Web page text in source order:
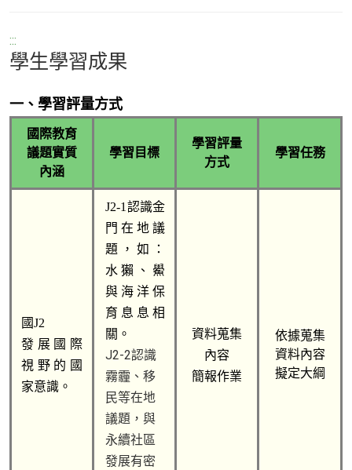
:::
學生學習成果
一、學習評量方式
國際教育
議題實質
內涵
學習目標
學習評量
方式
學習任務
國J2
發展國際
視野的國
家意識。
J2-1認識金
門在地議
題，如：
水獺、鱟
與海洋保
育息息相
關。
J2-2認識
霧霾、移
民等在地
議題，與
永續社區
發展有密
資料蒐集
內容
簡報作業
依據蒐集
資料內容
擬定大綱